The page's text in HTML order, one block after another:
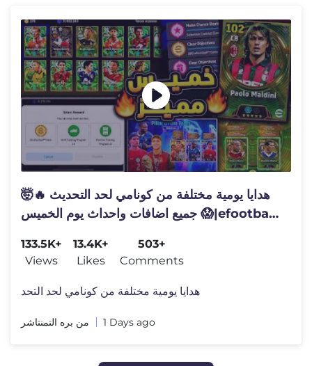
هدايا يومية مختلفة من كونامي لحد التحديث 🔥🤯
جميع اضافات واحداث يوم الخميس 😱|efootball
133.5K+
Views
13.4K+
Likes
503+
Comments
هدايا يومية مختلفة من كونامي لحد التحد
من بره التمنتاشر 1 Days ago